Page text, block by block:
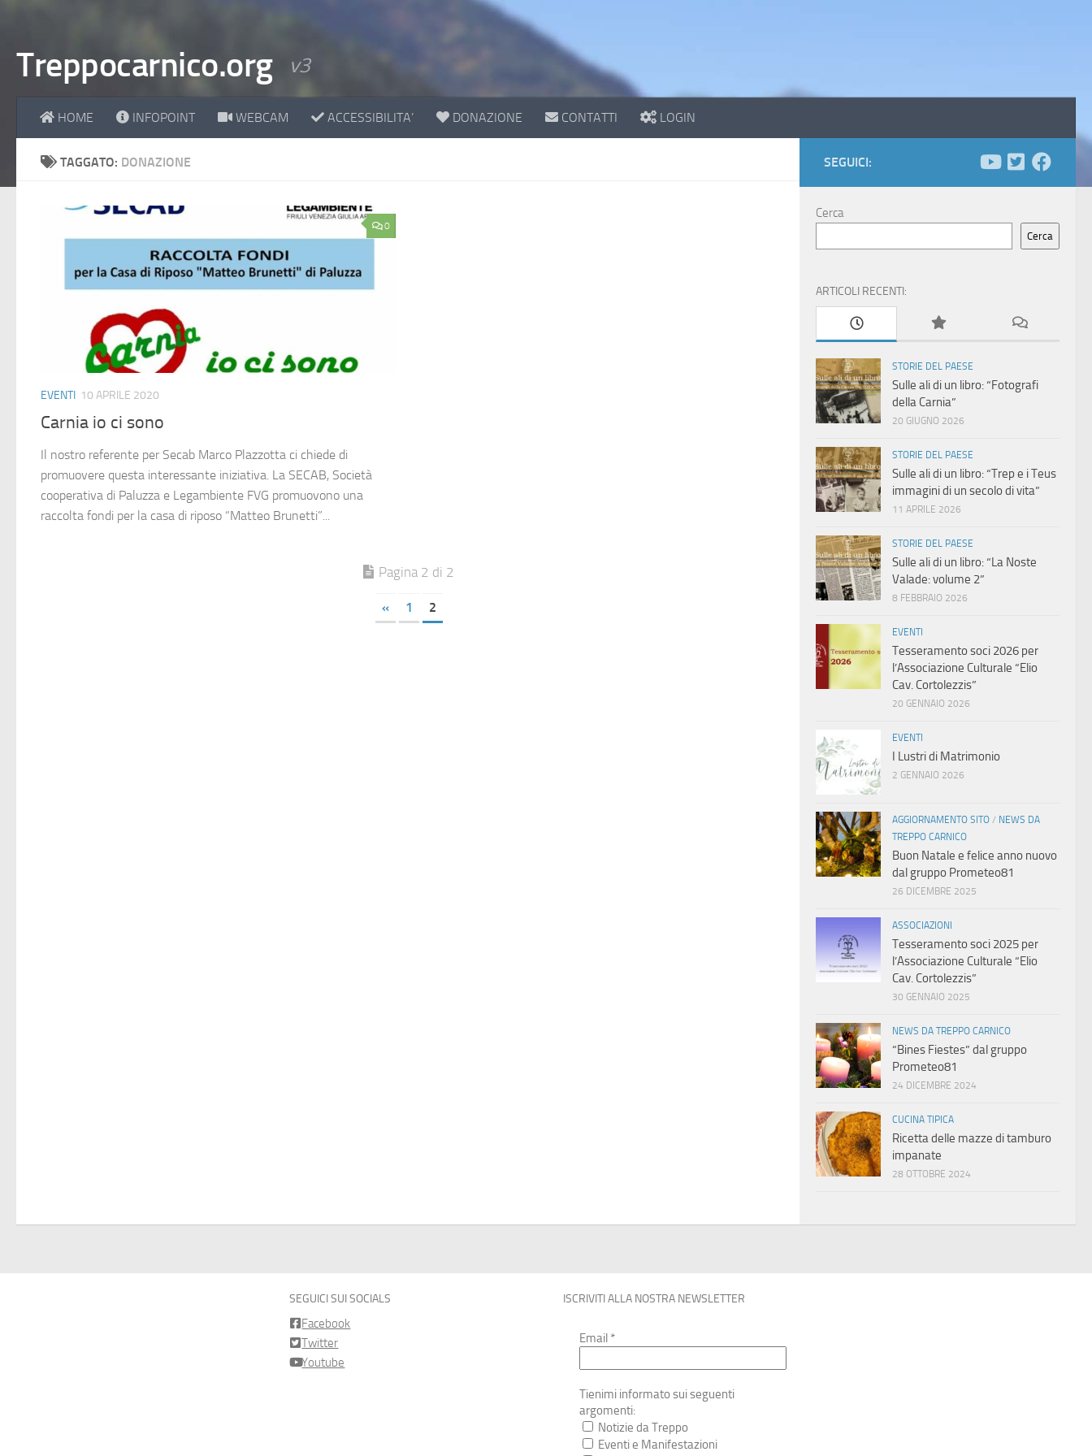
Treppocarnico.org v3
HOME INFOPOINT WEBCAM ACCESSIBILITA’ DONAZIONE CONTATTI LOGIN
TAGGATO: DONAZIONE
0
EVENTI 10 APRILE 2020
Carnia io ci sono
Il nostro referente per Secab Marco Plazzotta ci chiede di
promuovere questa interessante iniziativa. La SECAB, Società
cooperativa di Paluzza e Legambiente FVG promuovono una
raccolta fondi per la casa di riposo “Matteo Brunetti”...
Pagina 2 di 2
« 1 2
SEGUICI:
Cerca
Cerca
ARTICOLI RECENTI:
STORIE DEL PAESE
Sulle ali di un libro: “Fotografi
della Carnia”
20 GIUGNO 2026
STORIE DEL PAESE
Sulle ali di un libro: “Trep e i Teus
immagini di un secolo di vita”
11 APRILE 2026
STORIE DEL PAESE
Sulle ali di un libro: “La Noste
Valade: volume 2”
8 FEBBRAIO 2026
EVENTI
Tesseramento soci 2026 per
l’Associazione Culturale “Elio
Cav. Cortolezzis”
20 GENNAIO 2026
EVENTI
I Lustri di Matrimonio
2 GENNAIO 2026
AGGIORNAMENTO SITO / NEWS DA
TREPPO CARNICO
Buon Natale e felice anno nuovo
dal gruppo Prometeo81
26 DICEMBRE 2025
ASSOCIAZIONI
Tesseramento soci 2025 per
l’Associazione Culturale “Elio
Cav. Cortolezzis”
30 GENNAIO 2025
NEWS DA TREPPO CARNICO
“Bines Fiestes” dal gruppo
Prometeo81
24 DICEMBRE 2024
CUCINA TIPICA
Ricetta delle mazze di tamburo
impanate
28 OTTOBRE 2024
SEGUICI SUI SOCIALS
Facebook
Twitter
Youtube
ISCRIVITI ALLA NOSTRA NEWSLETTER
Email *
Tienimi informato sui seguenti
argomenti:
Notizie da Treppo
Eventi e Manifestazioni